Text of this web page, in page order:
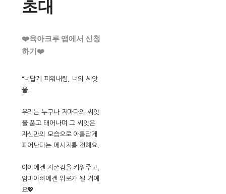
초대
❤️육아크루 앱에서 신청
하기❤️
"너답게 피워내렴, 너의 씨앗
을."
우리는 누구나 저마다의 씨앗
을 품고 태어나며 그 씨앗은
자신만의 모습으로 아름답게
피어난다는 메시지를 전해요.
아이에겐 자존감을 키워주고,
엄마아빠에겐 위로가 될 거예
요💖